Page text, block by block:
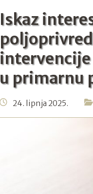
Iskaz
intervencije
u primarnu
24. lipnja 2025.